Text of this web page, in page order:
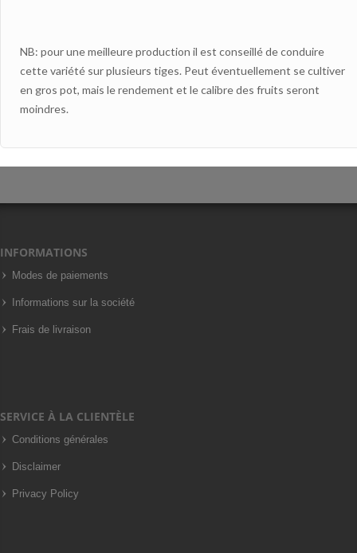
NB: pour une meilleure production il est conseillé de conduire
cette variété sur plusieurs tiges. Peut éventuellement se cultiver
en gros pot, mais le rendement et le calibre des fruits seront
moindres.
INFORMATIONS
Modes de paiements
Informations sur la société
Frais de livraison
SERVICE À LA CLIENTÈLE
Conditions générales
Disclaimer
Privacy Policy